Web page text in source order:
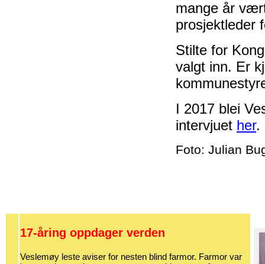
mange år
prosjektleder
Stilte for
valgt inn. Er
I 2017 blei
intervjuet her.
Foto: Julian
17-åring oppdager verden
Veslemøy leste aviser for nesten blind farmor. Farmor var